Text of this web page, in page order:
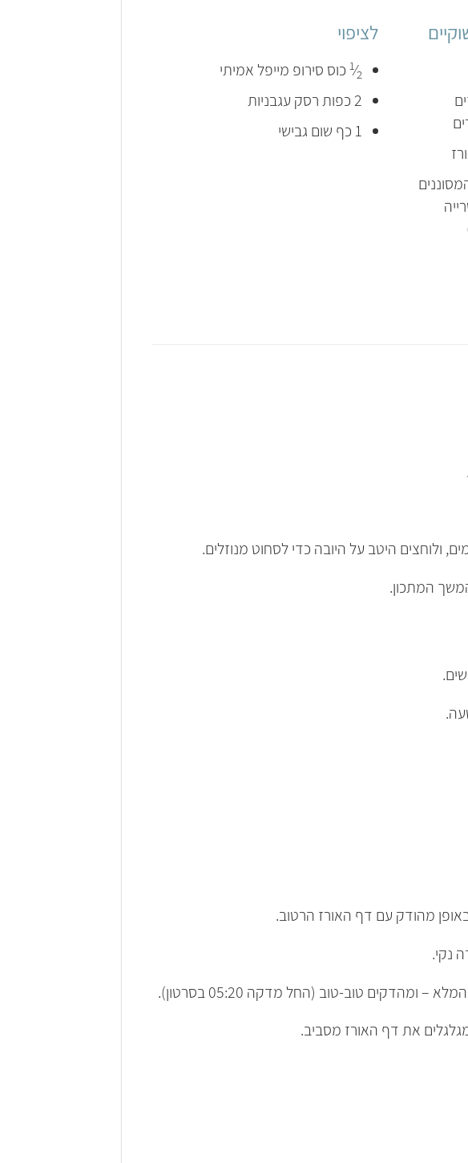
לציפוי
1⁄2
כוס סירופ מייפל אמיתי
2 כפות רסק עגבניות
1 כף שום גבישי
היטב על היובה כדי לסחוט מנוזלים.
המתכון.
נקי.
את דף האורז מסביב.